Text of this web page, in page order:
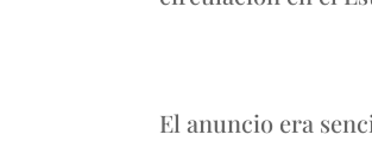
El anuncio era